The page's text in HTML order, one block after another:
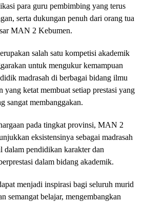
para guru pembimbing yang terus
serta dukungan penuh dari orang tua
MAN 2 Kebumen.
salah satu kompetisi akademik
untuk mengukur kemampuan
madrasah di berbagai bidang ilmu
yang ketat membuat setiap prestasi yang
sangat membanggakan.
pada tingkat provinsi, MAN 2
eksistensinya sebagai madrasah
dalam pendidikan karakter dan
dalam bidang akademik.
menjadi inspirasi bagi seluruh murid
semangat belajar, mengembangkan